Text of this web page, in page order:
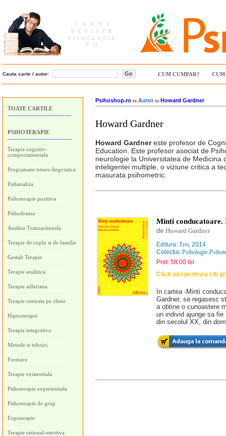
Cauta carte / autor: CUM CUMPAR? CUM
TOATE CARTILE
PSIHOTERAPIE
Terapie cognitiv-
comportamentala
Programare neuro-lingvistica
Psihanaliza
Psihoterapie pozitiva
Psihodrama
Analiza Tranzactionala
Terapie de cuplu si de familie
Gestalt Terapie
Terapie analitica
Terapie adleriana
Terapie centrata pe client
Hipnoterapie
Terapie integrativa
Metode si tehnici
Formare
Terapie existentiala
Psihoterapie experientiala
Psihoterapie de grup
Ergoterapie
Terapie rational-emotiva
Psihoshop.ro Autor Howard Gardner
Howard Gardner
Howard Gardnereste profesor de
Education. Este profesor asociat de
neurologie la Universitatea de Medicina
inteligentei multiple, o viziune critica a
masurata psihometric.
Minti
de Howard Gardner
Editura: Trei, 2014
Colectia: Psihologie-
Pret: 58.00 lei
Click aici pentru a citi
In cartea -Minti
Gardner, se regasesc
a obtine o cunoastere
un individ ajunge sa
din secolul XX, din